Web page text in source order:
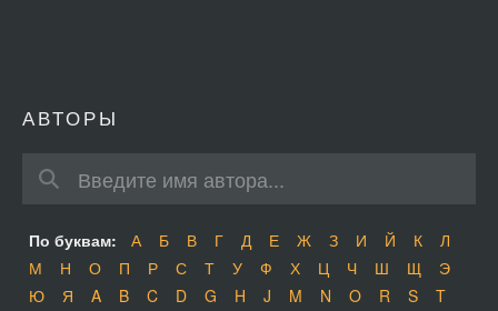
АВТОРЫ
По буквам: А Б В Г Д Е Ж З И Й К
Л
М
Н О П Р С Т У Ф Х Ц Ч Ш Щ
Э
Ю
Я A B C D G H J M N O R S
T